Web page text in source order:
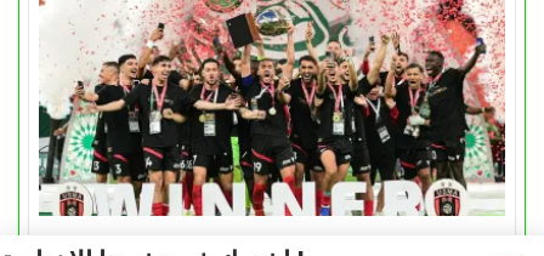
كأس الكونفدرالية